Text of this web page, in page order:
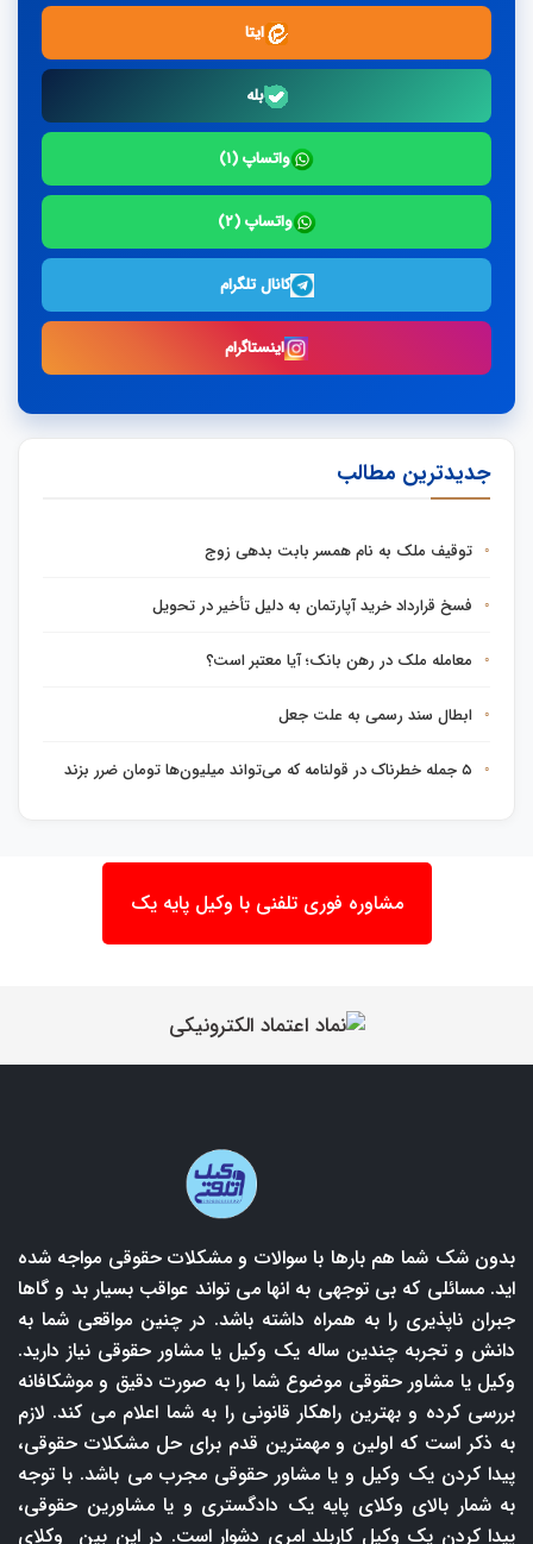
ایتا
بله
واتساپ (۱)
واتساپ (۲)
کانال تلگرام
اینستاگرام
جدیدترین مطالب
توقیف ملک به نام همسر بابت بدهی زوج
فسخ قرارداد خرید آپارتمان به دلیل تأخیر در تحویل
معامله ملک در رهن بانک؛ آیا معتبر است؟
ابطال سند رسمی به علت جعل
مشاوره فوری تلفنی با وکیل پایه یک
بدون شک شما هم بارها با سوالات و مشکلات حقوقی مواجه شده
اید. مسائلی که بی توجهی به انها می تواند عواقب بسیار بد و گاها
جبران ناپذیری را به همراه داشته باشد. در چنین مواقعی شما به
دانش و تجربه چندین ساله یک وکیل یا مشاور حقوقی نیاز دارید.
وکیل یا مشاور حقوقی موضوع شما را به صورت دقیق و موشکافانه
بررسی کرده و بهترین راهکار قانونی را به شما اعلام می کند. لازم
به ذکر است که اولین و مهمترین قدم برای حل مشکلات حقوقی،
پیدا کردن یک وکیل و یا مشاور حقوقی مجرب می باشد. با توجه
به شمار بالای وکلای پایه یک دادگستری و یا مشاورین حقوقی،
پیدا کردن یک وکیل کاربلد امری دشوار است. در این بین وکلای